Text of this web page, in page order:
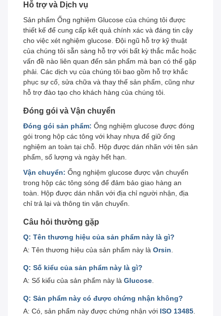
Hỗ trợ và Dịch vụ
Sản phẩm Ống nghiệm Glucose của chúng tôi được
thiết kế để cung cấp kết quả chính xác và đáng tin cậy
cho việc xét nghiệm glucose. Đội ngũ hỗ trợ kỹ thuật
của chúng tôi sẵn sàng hỗ trợ với bất kỳ thắc mắc hoặc
vấn đề nào liên quan đến sản phẩm mà bạn có thể gặp
phải. Các dịch vụ của chúng tôi bao gồm hỗ trợ khắc
phục sự cố, sửa chữa và thay thế sản phẩm, cũng như
hỗ trợ đào tạo cho khách hàng của chúng tôi.
Đóng gói và Vận chuyển
Đóng gói sản phẩm: Ống nghiệm glucose được đóng
gói trong hộp các tông với khay nhựa để giữ ống
nghiệm an toàn tại chỗ. Hộp được dán nhãn với tên sản
phẩm, số lượng và ngày hết hạn.
Vận chuyển: Ống nghiệm glucose được vận chuyển
trong hộp các tông sóng để đảm bảo giao hàng an
toàn. Hộp được dán nhãn với địa chỉ người nhận, địa
chỉ trả lại và thông tin vận chuyển.
Câu hỏi thường gặp
Q: Tên thương hiệu của sản phẩm này là gì?
A: Tên thương hiệu của sản phẩm này là Orsin.
Q: Số kiểu của sản phẩm này là gì?
A: Số kiểu của sản phẩm này là Glucose.
Q: Sản phẩm này có được chứng nhận không?
A: Có, sản phẩm này được chứng nhận với ISO 13485.